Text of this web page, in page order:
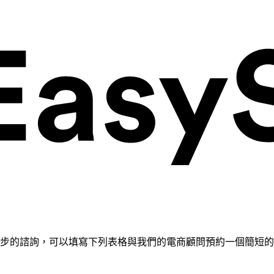
的諮詢，可以填寫下列表格與我們的電商顧問預約一個簡短